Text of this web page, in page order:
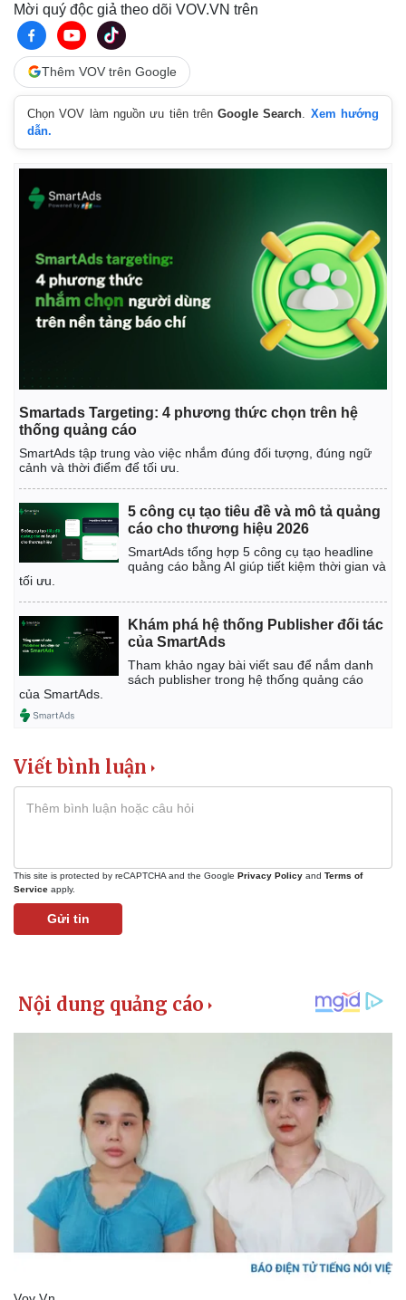
Kinh tế
Tỷ giá
Chứng khoán
Mời quý độc giả theo dõi VOV.VN trên
Thêm VOV trên Google
Chọn VOV làm nguồn ưu tiên trênGoogle Search
Xem hướng
dẫn.
Smartads Targeting: 4 phương thức chọn trên hệ
thống quảng cáo
SmartAds tập trung vào việc nhắm đúng đối tượng, đúng ngữ
cảnh và thời điểm để tối ưu.
5 công cụ tạo tiêu đề và mô tả quảng
cáo cho thương hiệu 2026
SmartAds tổng hợp 5 công cụ tạo headline
quảng cáo bằng AI giúp tiết kiệm thời gian và
tối ưu.
Khám phá hệ thống Publisher đối tác
của SmartAds
Tham khảo ngay bài viết sau để nắm danh
sách publisher trong hệ thống quảng cáo
của SmartAds.
Viết bình luận
This site is protected by reCAPTCHA and the Google Privacy Policy and Terms of
Service apply.
Gửi tin